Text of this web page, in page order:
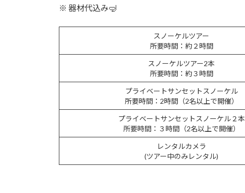
※ 器材代込み🤿
スノーケルツアー
所要時間：約２時間
スノーケルツアー2本
所要時間：約３時間
プライベートサンセットスノーケル
所要時間：2時間（2名以上で開催）
プライベートサンセットスノーケル２本
所要時間：３時間（2名以上で開催）
レンタルカメラ
(ツアー中のみレンタル)